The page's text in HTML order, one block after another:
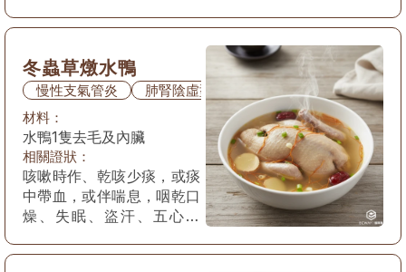
質淡，苔白，脈虛。
冬蟲草燉水鴨
慢性支氣管炎
肺腎陰虛型
材料：
水鴨1隻去毛及內臟
相關證狀：
咳嗽時作、乾咳少痰，或痰
中帶血，或伴喘息，咽乾口
燥、失眠、盜汗、五心煩
紅，苔少，脈細數弱。